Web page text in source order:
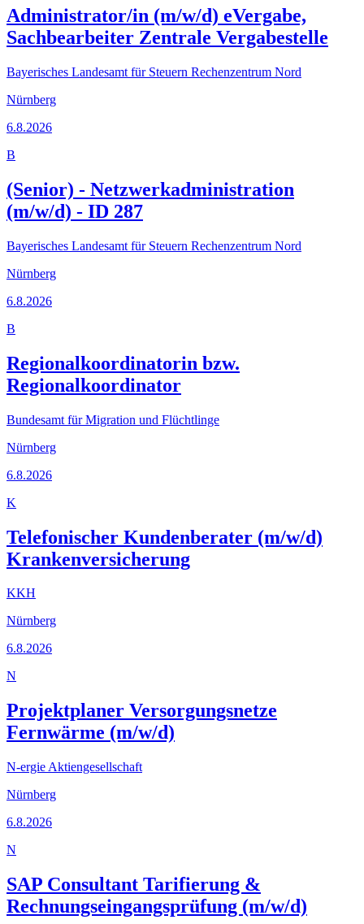
Administrator/in (m/w/d) eVergabe,
Sachbearbeiter Zentrale Vergabestelle
Bayerisches Landesamt für Steuern Rechenzentrum Nord
Nürnberg
6.8.2026
B
(Senior) - Netzwerkadministration
(m/w/d) - ID 287
Bayerisches Landesamt für Steuern Rechenzentrum Nord
Nürnberg
6.8.2026
B
Regionalkoordinatorin bzw.
Regionalkoordinator
Bundesamt für Migration und Flüchtlinge
Nürnberg
6.8.2026
K
Telefonischer Kundenberater (m/w/d)
Krankenversicherung
KKH
Nürnberg
6.8.2026
N
Projektplaner Versorgungsnetze
Fernwärme (m/w/d)
N-ergie Aktiengesellschaft
Nürnberg
6.8.2026
N
SAP Consultant Tarifierung &
Rechnungseingangsprüfung (m/w/d)